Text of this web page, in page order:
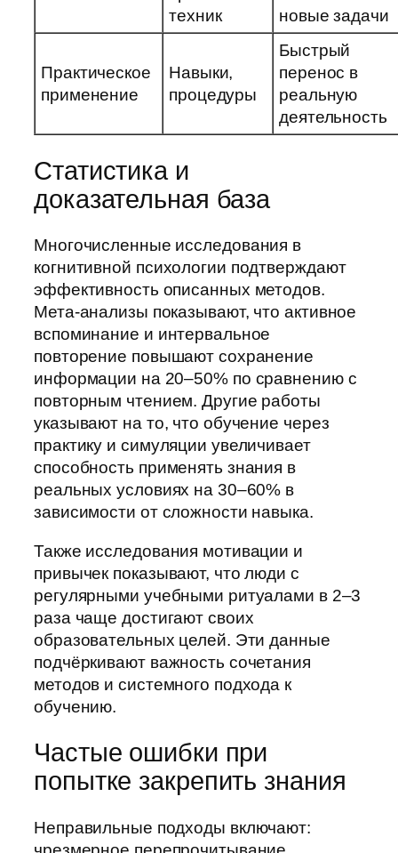
техник
новые задачи
Практическое
применение
Навыки,
процедуры
Быстрый
перенос в
реальную
деятельность
Статистика и
доказательная база
Многочисленные исследования в
когнитивной психологии подтверждают
эффективность описанных методов.
Мета-анализы показывают, что активное
вспоминание и интервальное
повторение повышают сохранение
информации на 20–50% по сравнению с
повторным чтением. Другие работы
указывают на то, что обучение через
практику и симуляции увеличивает
способность применять знания в
реальных условиях на 30–60% в
зависимости от сложности навыка.
Также исследования мотивации и
привычек показывают, что люди с
регулярными учебными ритуалами в 2–3
раза чаще достигают своих
образовательных целей. Эти данные
подчёркивают важность сочетания
методов и системного подхода к
обучению.
Частые ошибки при
попытке закрепить знания
Неправильные подходы включают: